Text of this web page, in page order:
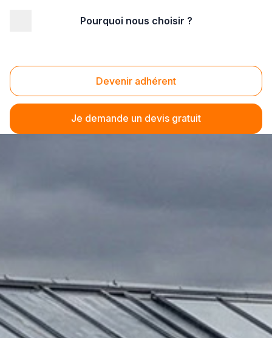
Pourquoi nous choisir ?
Devenir adhérent
Je demande un devis gratuit